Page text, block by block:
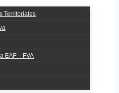
Territoriales
EAF – FVA